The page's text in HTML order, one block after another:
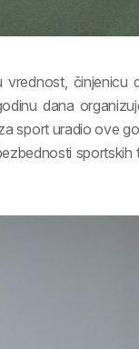
činjenicu
dana
sport uradio ove
sportskih